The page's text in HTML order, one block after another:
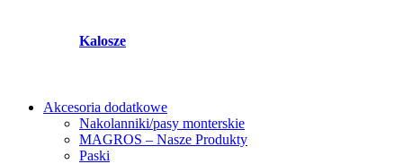
Kalosze
Akcesoria dodatkowe
Nakolanniki/pasy monterskie
MAGROS – Nasze Produkty
Paski